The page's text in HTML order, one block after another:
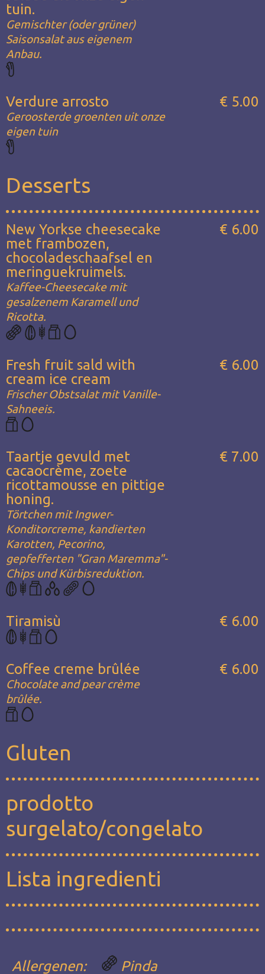
tuin.
Gemischter (oder grüner)
Saisonsalat aus eigenem
Anbau.
Verdure arrosto
Geroosterde groenten uit onze
eigen tuin
€ 5.00
Desserts
New Yorkse cheesecake
met frambozen,
chocoladeschaafsel en
meringuekruimels.
Kaffee-Cheesecake mit
gesalzenem Karamell und
Ricotta.
€ 6.00
Fresh fruit sald with
cream ice cream
Frischer Obstsalat mit Vanille-
Sahneeis.
€ 6.00
Taartje gevuld met
cacaocrème, zoete
ricottamousse en pittige
honing.
Törtchen mit Ingwer-
Konditorcreme, kandierten
Karotten, Pecorino,
gepfefferten "Gran Maremma"-
Chips und Kürbisreduktion.
€ 7.00
Tiramisù € 6.00
Coffee creme brûlée
Chocolate and pear crème
brûlée.
€ 6.00
Gluten
prodotto
surgelato/congelato
Lista ingredienti
Allergenen: Pinda